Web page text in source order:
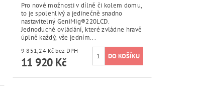
Pro nové možnosti v dílně či kolem domu,
to je spolehlivý a jedinečně snadno
nastavitelný GeniMig®220LCD.
Jednoduché ovládání, které zvládne hravě
úplně každý, vše jedním...
9 851,24 Kč bez DPH
11 920 Kč